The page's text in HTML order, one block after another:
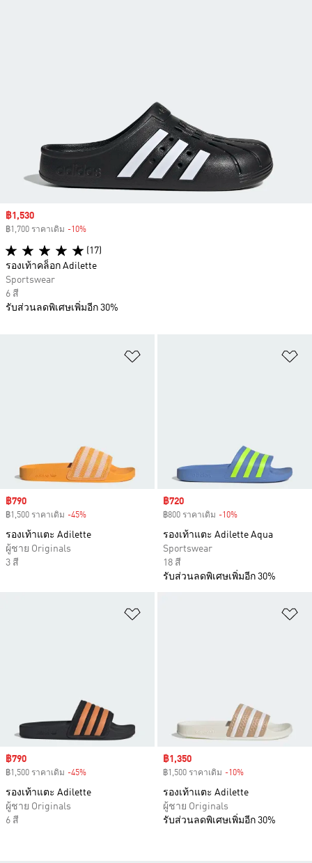
Sale price
฿790
฿1,500 ราคาเดิม -45%
รองเท้าแตะ Adilette
ผู้ชาย Originals
3 สี
Sale price
฿720
฿800 ราคาเดิม -10%
รองเท้าแตะ Adilette Aqua
Sportswear
18 สี
รับส่วนลดพิเศษเพิ่มอีก 30%
Sale price
฿790
฿1,500 ราคาเดิม -45%
รองเท้าแตะ Adilette
ผู้ชาย Originals
6 สี
Sale price
฿1,350
฿1,500 ราคาเดิม -10%
รองเท้าแตะ Adilette
ผู้ชาย Originals
รับส่วนลดพิเศษเพิ่มอีก 30%
Sale price
฿1,530
฿1,700 ราคาเดิม -10%
(17)
รองเท้าคล็อก Adilette
Sportswear
6 สี
รับส่วนลดพิเศษเพิ่มอีก 30%